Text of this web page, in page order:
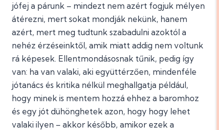
jófej a párunk – mindezt nem azért fogjuk mélyen
átérezni, mert sokat mondják nekünk, hanem
azért, mert meg tudtunk szabadulni azoktól a
nehéz érzéseinktől, amik miatt addig nem voltunk
rá képesek. Ellentmondásosnak tűnik, pedig így
van: ha van valaki, aki együttérzően, mindenféle
jótanács és kritika nélkül meghallgatja például,
hogy minek is mentem hozzá ehhez a baromhoz
és egy jót dühönghetek azon, hogy hogy lehet
valaki ilyen – akkor később, amikor ezek a